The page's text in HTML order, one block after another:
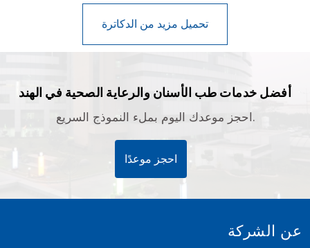
أفضل خدمات طب الأسنان والرعاية الصحية في الهند
احجز موعدك اليوم بملء النموذج السريع.
احجز موعدًا
عن الشركة